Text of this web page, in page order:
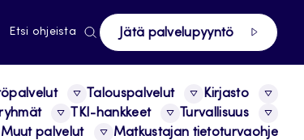
Etsi ohjeista Jätä palvelupyyntö
Talouspalvelut
Kirjasto
TKI-hankkeet
Turvallisuus
Muut palvelut
Matkustajan tietoturvaohje